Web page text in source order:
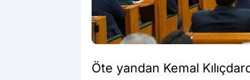
Öte yandan Kemal